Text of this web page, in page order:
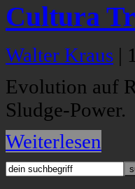
Cultura
Walter Kraus |
Evolution auf
Sludge-Power.
Weiterlesen